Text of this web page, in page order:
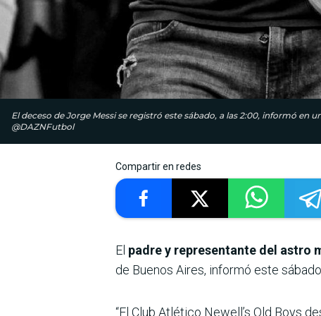
El deceso de Jorge Messi se registró este sábado, a las 2:00, informó en
@DAZNFutbol
Compartir en redes
El padre y representante del astro
de Buenos Aires, informó este
“El Club Atlético Newell’s Old Boys